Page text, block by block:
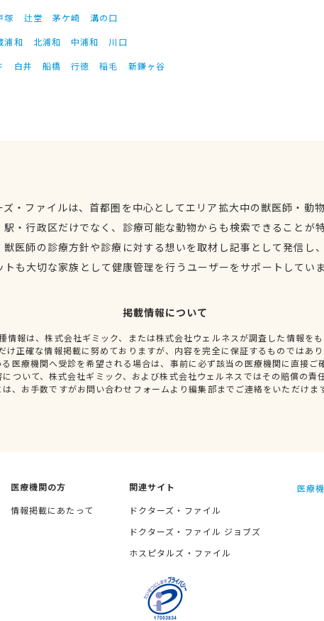
塚 辻堂 茅ケ崎
溝の口
浦和 北浦和 中浦和
川口
白井 船橋 行徳 稲毛 新鎌ヶ谷
ズ・ファイルは、首都圏を中心としてエリア拡大中の獣医師・動
駅・行政区だけでなく、診療可能な動物からも検索できることが
獣医師の診療方針や診療に対する想いを取材し記事として発信し
トも大切な家族として健康管理を行うユーザーをサポートしてい
掲載情報について
情報は、株式会社ギミック、または株式会社ウェルネスが調査した情報を
け正確な情報掲載に努めておりますが、内容を完全に保証するものではあ
医療機関へ受診を希望される場合は、事前に必ず該当の医療機関に直接ご
ついて、株式会社ギミック、および株式会社ウェルネスではその賠償の責
、お手数ですがお問い合わせフォームより編集部までご連絡をいただけま
医療機関の方
情報掲載にあたって
関連サイト
ドクターズ・ファイル
ドクターズ・ファイル ジョブズ
ホスピタルズ・ファイル
医療